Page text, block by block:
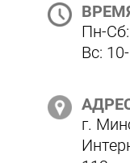
Пн-
Вс:
г.